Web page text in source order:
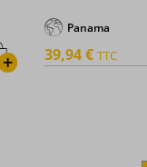
+
Panama
39,94 € TTC